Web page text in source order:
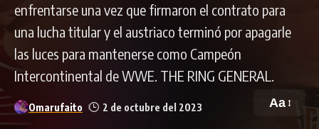
enfrentarse una vez que firmaron el contrato para
una lucha titular y el austriaco terminó por apagarle
las luces para mantenerse como Campeón
Intercontinental de WWE. THE RING GENERAL.
Omarufaito 2 de octubre del 2023 Aa